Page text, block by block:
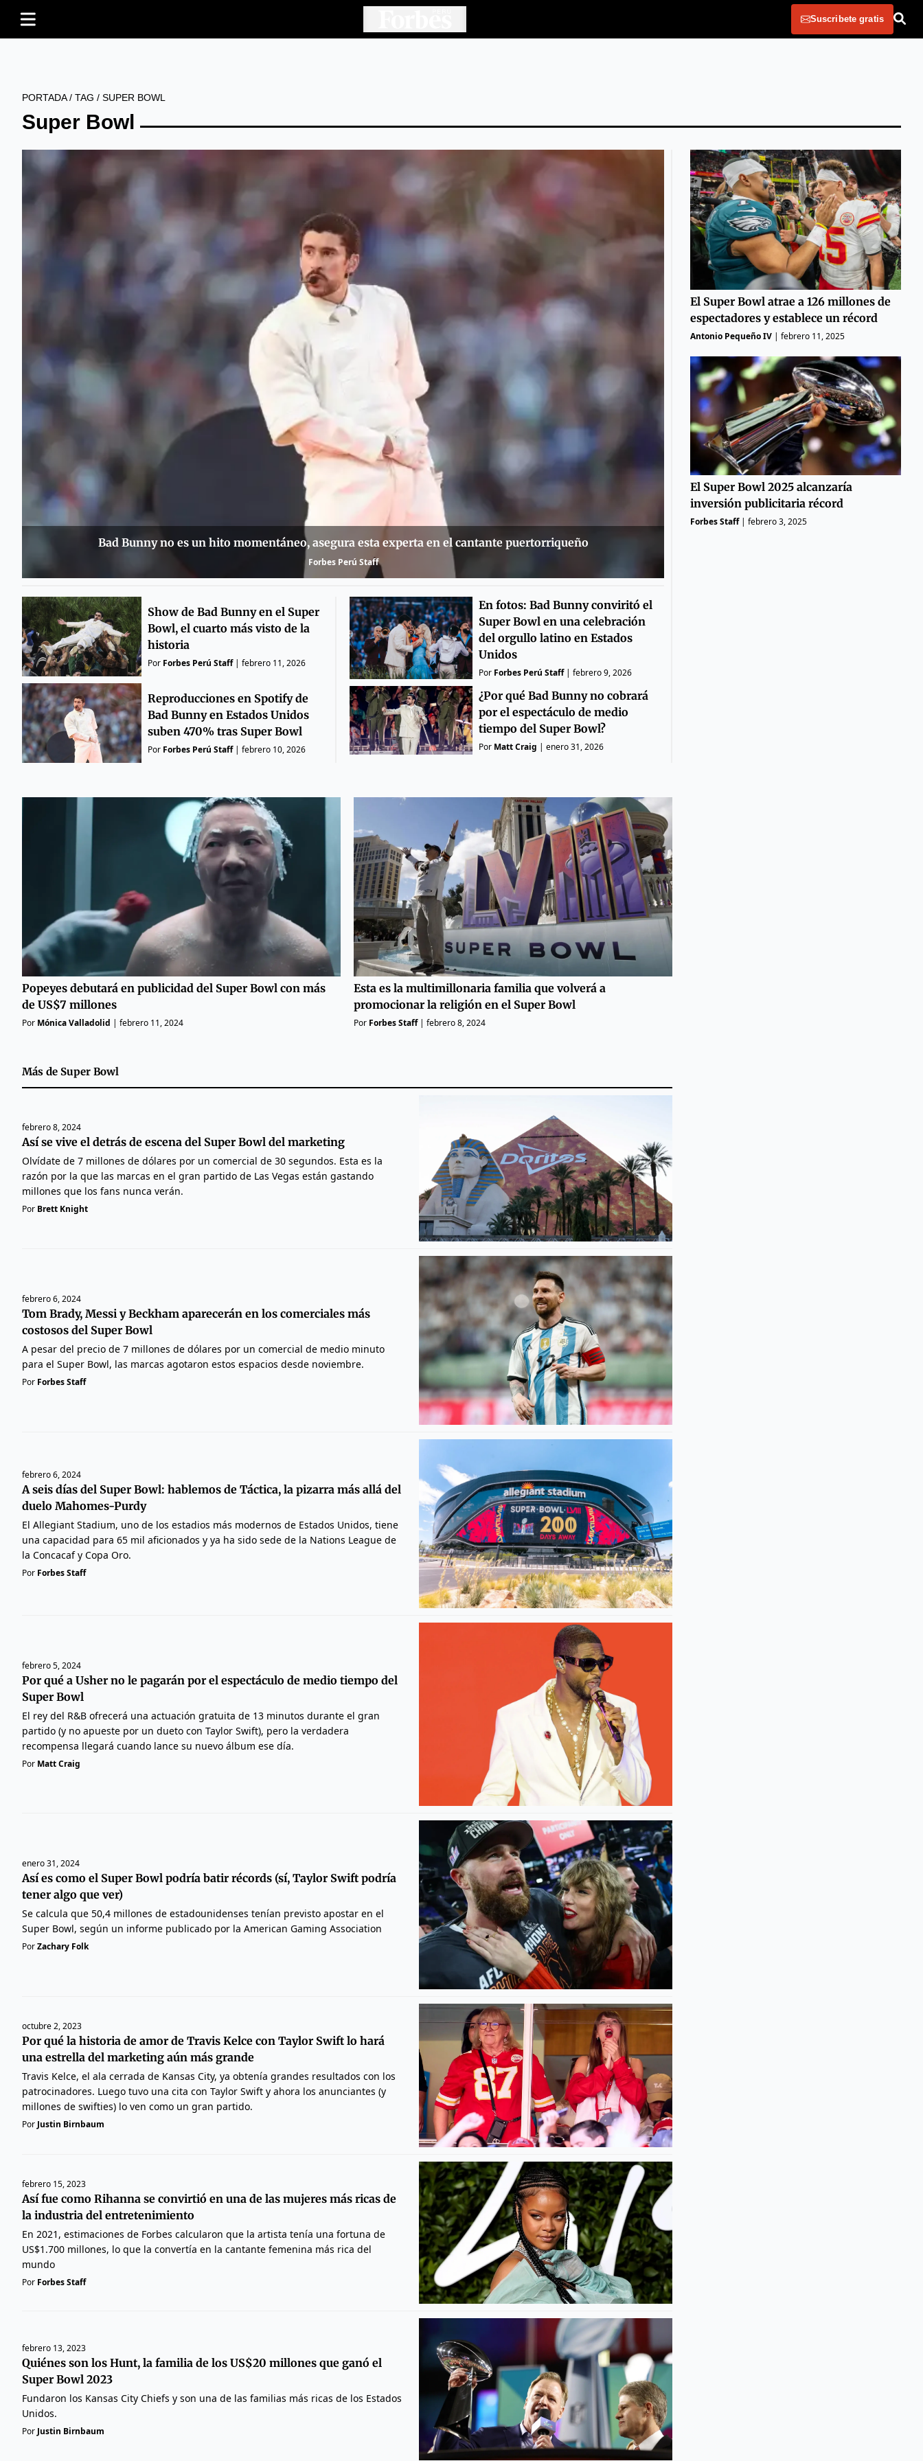
Suscribete gratis
PORTADA/ TAG / SUPER BOWL
Super Bowl
Bad Bunny no es un hito momentáneo, asegura esta experta en el cantante puertorriqueño
Forbes Perú Staff
Show de Bad Bunny en el Super
Bowl, el cuarto más visto de la
historia
Por Forbes Perú Staff| febrero 11, 2026
Reproducciones en Spotify de
Bad Bunny en Estados Unidos
suben 470% tras Super Bowl
Por Forbes Perú Staff| febrero 10, 2026
En fotos: Bad Bunny conviritó el
Super Bowl en una celebración
del orgullo latino en Estados
Unidos
Por Forbes Perú Staff| febrero 9, 2026
¿Por qué Bad Bunny no cobrará
por el espectáculo de medio
tiempo del Super Bowl?
Por Matt Craig | enero 31, 2026
El Super Bowl atrae a 126 millones de
espectadores y establece un récord
Antonio Pequeño IV| febrero 11, 2025
El Super Bowl 2025 alcanzaría
inversión publicitaria récord
Forbes Staff| febrero 3, 2025
Popeyes debutará en publicidad del Super Bowl con más
de US$7 millones
Por Mónica Valladolid | febrero 11, 2024
Esta es la multimillonaria familia que volverá a
promocionar la religión en el Super Bowl
Por Forbes Staff|febrero 8, 2024
Más de Super Bowl
febrero 8, 2024
Así se vive el detrás de escena del Super Bowl del marketing
Olvídate de 7 millones de dólares por un comercial de 30 segundos. Esta es la
razón por la que las marcas en el gran partido de Las Vegas están gastando
millones que los fans nunca verán.
Por Brett Knight
febrero 6, 2024
Tom Brady, Messi y Beckham aparecerán en los comerciales más
costosos del Super Bowl
A pesar del precio de 7 millones de dólares por un comercial de medio minuto
para el Super Bowl, las marcas agotaron estos espacios desde noviembre.
Por Forbes Staff
febrero 6, 2024
A seis días del Super Bowl: hablemos de Táctica, la pizarra más allá del
duelo Mahomes-Purdy
El Allegiant Stadium, uno de los estadios más modernos de Estados Unidos, tiene
una capacidad para 65 mil aficionados y ya ha sido sede de la Nations League de
la Concacaf y Copa Oro.
Por Forbes Staff
febrero 5, 2024
Por qué a Usher no le pagarán por el espectáculo de medio tiempo del
Super Bowl
El rey del R&B ofrecerá una actuación gratuita de 13 minutos durante el gran
partido (y no apueste por un dueto con Taylor Swift), pero la verdadera
recompensa llegará cuando lance su nuevo álbum ese día.
Por Matt Craig
enero 31, 2024
Así es como el Super Bowl podría batir récords (sí, Taylor Swift podría
tener algo que ver)
Se calcula que 50,4 millones de estadounidenses tenían previsto apostar en el
Super Bowl, según un informe publicado por la American Gaming Association
PorZachary Folk
octubre 2, 2023
Por qué la historia de amor de Travis Kelce con Taylor Swift lo hará
una estrella del marketing aún más grande
Travis Kelce, el ala cerrada de Kansas City, ya obtenía grandes resultados con los
patrocinadores. Luego tuvo una cita con Taylor Swift y ahora los anunciantes (y
millones de swifties) lo ven como un gran partido.
Por Justin Birnbaum
febrero 15, 2023
Así fue como Rihanna se convirtió en una de las mujeres más ricas de
la industria del entretenimiento
En 2021, estimaciones de Forbes calcularon que la artista tenía una fortuna de
US$1.700 millones, lo que la convertía en la cantante femenina más rica del
mundo
Por Forbes Staff
febrero 13, 2023
Quiénes son los Hunt, la familia de los US$20 millones que ganó el
Super Bowl 2023
Fundaron los Kansas City Chiefs y son una de las familias más ricas de los Estados
Unidos.
Por Justin Birnbaum